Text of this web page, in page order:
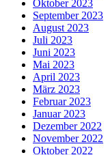
Oktober 2023
September 2023
August 2023
Juli 2023
Juni 2023
Mai 2023
April 2023
März 2023
Februar 2023
Januar 2023
Dezember 2022
November 2022
Oktober 2022